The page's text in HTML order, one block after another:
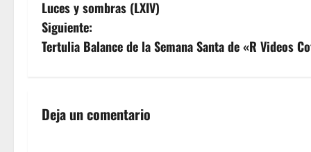
a
v
g
Luces y sombras (LXIV)
Siguiente:
Tertulia Balance de la Semana Santa de «R Videos
Deja un comentario